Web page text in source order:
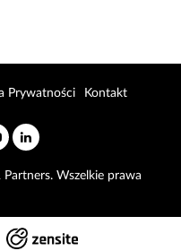
Wszelkie prawa
Prywatności Kontakt